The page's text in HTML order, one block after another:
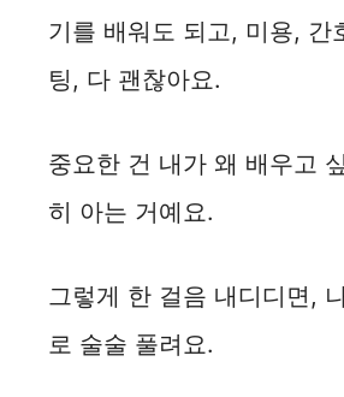
기를 배워도 되고, 미용, 간
팅, 다 괜찮아요.
중요한 건 내가 왜 배우고
히 아는 거예요.
그렇게 한 걸음 내디디면,
로 술술 풀려요.